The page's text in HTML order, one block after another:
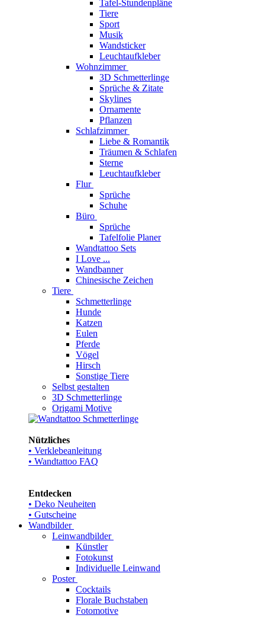
Tafel-Stundenpläne
Tiere
Sport
Musik
Wandsticker
Leuchtaufkleber
Wohnzimmer
3D Schmetterlinge
Sprüche & Zitate
Skylines
Ornamente
Pflanzen
Schlafzimmer
Liebe & Romantik
Träumen & Schlafen
Sterne
Leuchtaufkleber
Flur
Sprüche
Schuhe
Büro
Sprüche
Tafelfolie Planer
Wandtattoo Sets
I Love ...
Wandbanner
Chinesische Zeichen
Tiere
Schmetterlinge
Hunde
Katzen
Eulen
Pferde
Vögel
Hirsch
Sonstige Tiere
Selbst gestalten
3D Schmetterlinge
Origami Motive
Nützliches
• Verklebeanleitung
• Wandtattoo FAQ
Entdecken
• Deko Neuheiten
• Gutscheine
Wandbilder
Leinwandbilder
Künstler
Fotokunst
Individuelle Leinwand
Poster
Cocktails
Florale Buchstaben
Fotomotive